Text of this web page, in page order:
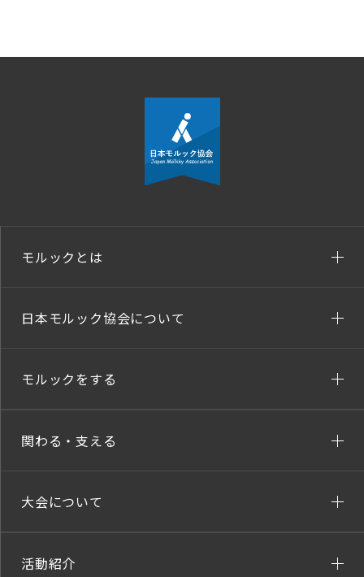
モルックとは
日本モルック協会について
モルックをする
関わる・支える
大会について
活動紹介